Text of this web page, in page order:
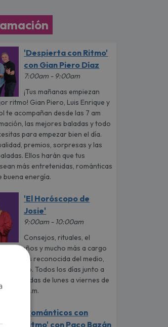
'Despierta con Ritmo'
con Gian Piero Díaz
7:00am - 9:00am
¡Tus mañanas empiezan
ritmo! Gian Piero, Luis Enrique y
te acompañan desde las 7 am
las mejores baladas y todo
para empezar bien el día.
premios, sorpresas y las
Ellos harán que tus
más entretenidas, románticas
buena energía.
'El Horóscopo de
Josie'
9:00am - 10:00am
Consejos, rituales, el
de sueños y mucho más a cargo
más reconocida del medio,
Canseco. Todos los días junto a
preferidas de lunes a viernes de
10:00 a.m.
'Románticos con
Ritmo' con Paco Bazán